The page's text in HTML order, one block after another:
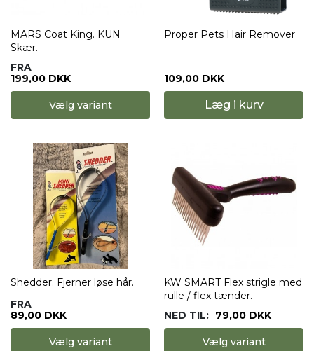
MARS Coat King. KUN
Skær.
FRA
199,00 DKK
Vælg variant
Proper Pets Hair Remover
109,00 DKK
Læg i kurv
Shedder. Fjerner løse hår.
FRA
89,00 DKK
Vælg variant
KW SMART Flex strigle med
rulle / flex tænder.
NED TIL: 79,00 DKK
Vælg variant